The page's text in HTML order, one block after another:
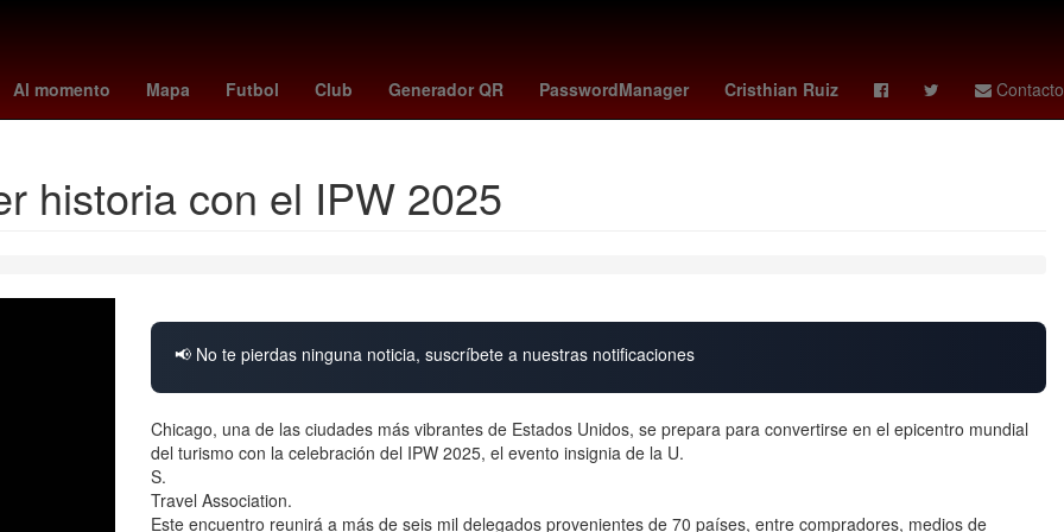
Al momento Mapa Futbol Club Generador QR PasswordManager Cristhian Ruiz Contacto
sub-20 de la Concacaf Neymar Perro Peso Mexicano Seth Rollins China Nueva York
historia con el IPW 2025
📢 No te pierdas ninguna noticia, suscríbete a nuestras notificaciones
Chicago, una de las ciudades más vibrantes de Estados Unidos, se prepara para convertirse en el epicentro mundial
del turismo con la celebración del IPW 2025, el evento insignia de la U.
S.
Travel Association.
Este encuentro reunirá a más de seis mil delegados provenientes de 70 países, entre compradores, medios de